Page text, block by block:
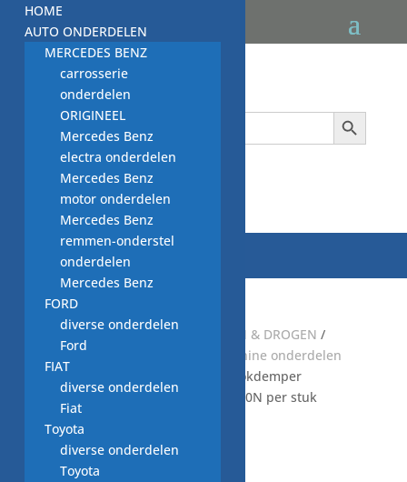
Zoek
naar:
Zoekknop
Start/Default Category WASSEN & DROGEN /
WASMACHINE
NIEUWE wasmachine onderdelen
NWM
/ schokdemper
wasmachine Suspa, 06230027, 120N per stuk
HOME
AUTO ONDERDELEN
MERCEDES BENZ
carrosserie
onderdelen
ORIGINEEL
Mercedes Benz
electra onderdelen
Mercedes Benz
motor onderdelen
Mercedes Benz
remmen-onderstel
onderdelen
Mercedes Benz
FORD
diverse onderdelen
Ford
FIAT
diverse onderdelen
Fiat
Toyota
diverse onderdelen
Toyota